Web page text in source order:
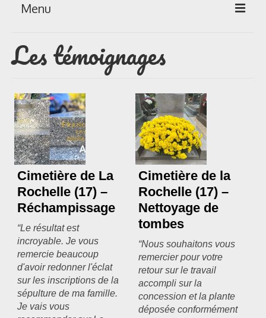
Menu
Les formules
Les compositions
Lieux d’intervention
Les newsletters
Les témoignages
Questions / Réponses
Boutique
Les témoignages
Cimetière de La
Rochelle (17) –
Réchampissage
“Le résultat est
incroyable. Je vous
remercie beaucoup
d'avoir redonner l'éclat
sur les inscriptions de la
sépulture de ma famille.
Je vais vous
Cimetière de la
Rochelle (17) –
Nettoyage de
tombes
“Nous souhaitons vous
remercier pour votre
retour sur le travail
accompli sur la
concession et la plante
déposée conformément